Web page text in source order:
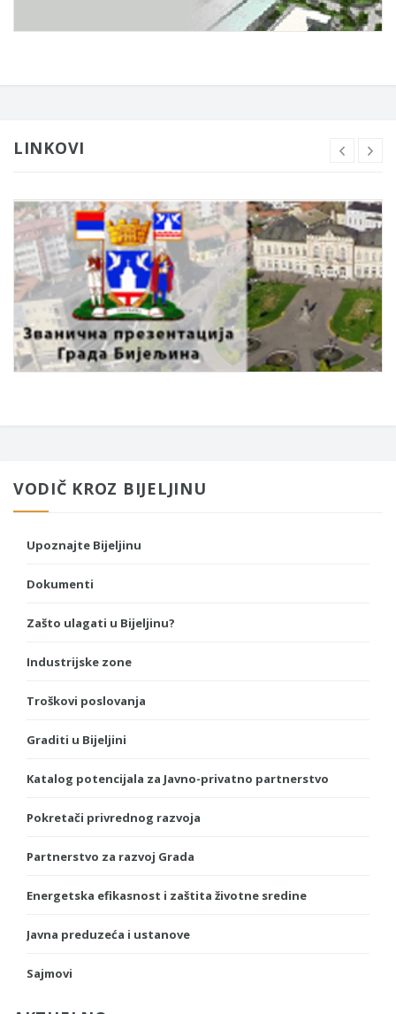
LINKOVI
VODIČ KROZ BIJELJINU
Upoznajte Bijeljinu
Dokumenti
Zašto ulagati u Bijeljinu?
Industrijske zone
Troškovi poslovanja
Graditi u Bijeljini
Katalog potencijala za Javno-privatno partnerstvo
Pokretači privrednog razvoja
Partnerstvo za razvoj Grada
Energetska efikasnost i zaštita životne sredine
Javna preduzeća i ustanove
Sajmovi